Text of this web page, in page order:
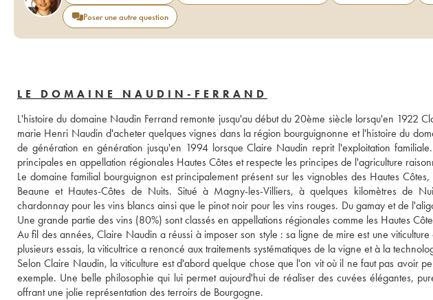
Poser une autre question
LE DOMAINE NAUDIN-FERRAND
L'histoire du domaine Naudin Ferrand remonte jusqu'au début du 20ème siècle lorsqu'en 1922
marie Henri Naudin d'acheter quelques vignes dans la région bourguignonne et l'histoire du
de génération en génération jusqu'en 1994 lorsque Claire Naudin reprit l'exploitation
principales en appellation régionales Hautes Côtes et respecte les principes de l'agriculture
Le domaine familial bourguignon est principalement présent sur les vignobles des Hautes
Beaune et Hautes-Côtes de Nuits. Situé à Magny-les-Villiers, à quelques kilomètres de
chardonnay pour les vins blancs ainsi que le pinot noir pour les vins rouges. Du gamay et de
Une grande partie des vins (80%) sont classés en appellations régionales comme les Hautes
Au fil des années, Claire Naudin a réussi à imposer son style : sa ligne de mire est une
plusieurs essais, la viticultrice a renoncé aux traitements systématiques de la vigne et à la
Selon Claire Naudin, la viticulture est d'abord quelque chose que l'on vit où il ne faut pas avoir
exemple. Une belle philosophie qui lui permet aujourd'hui de réaliser des cuvées élégantes,
offrant une jolie représentation des terroirs de Bourgogne.